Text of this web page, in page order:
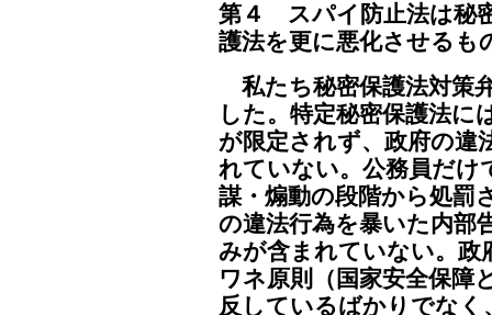
第４ スパイ防止法は秘
護法を更に悪化させるも
私たち秘密保護法対策
した。特定秘密保護法に
が限定されず、政府の違
れていない。公務員だけ
謀・煽動の段階から処罰
の違法行為を暴いた内部
みが含まれていない。政
ワネ原則（国家安全保障
反しているばかりでなく